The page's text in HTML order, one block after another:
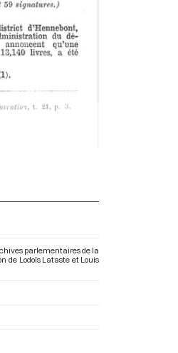
parlementaires de la
de Lodoïs Lataste et Louis